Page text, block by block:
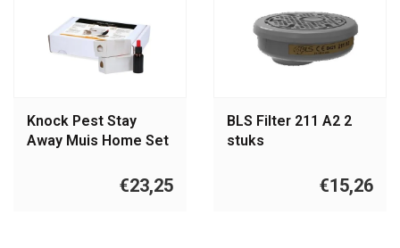
Knock Pest Stay
Away Muis Home Set
€23,25
BLS Filter 211 A2 2
stuks
€15,26